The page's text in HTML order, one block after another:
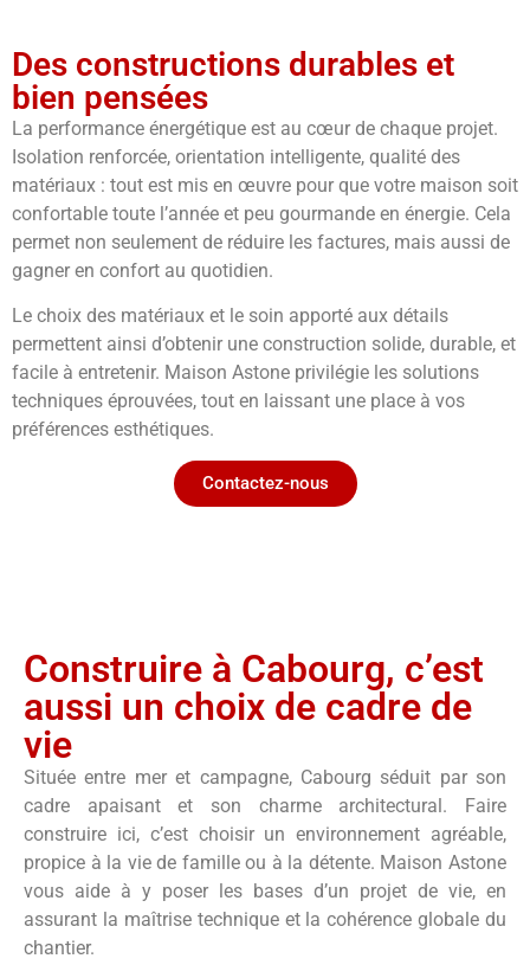
Des constructions durables et
bien pensées
La performance énergétique est au cœur de chaque projet.
Isolation renforcée, orientation intelligente, qualité des
matériaux : tout est mis en œuvre pour que votre maison soit
confortable toute l’année et peu gourmande en énergie. Cela
permet non seulement de réduire les factures, mais aussi de
gagner en confort au quotidien.
Le choix des matériaux et le soin apporté aux détails
permettent ainsi d’obtenir une construction solide, durable, et
facile à entretenir. Maison Astone privilégie les solutions
techniques éprouvées, tout en laissant une place à vos
préférences esthétiques.
Contactez-nous
Construire à Cabourg, c’est
aussi un choix de cadre de
vie
Située entre mer et campagne, Cabourg séduit par son
cadre apaisant et son charme architectural. Faire
construire ici, c’est choisir un environnement agréable,
propice à la vie de famille ou à la détente. Maison Astone
vous aide à y poser les bases d’un projet de vie, en
assurant la maîtrise technique et la cohérence globale du
chantier.